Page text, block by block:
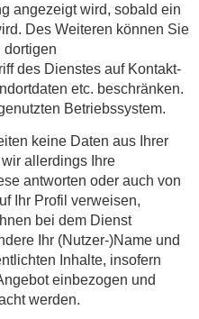
angezeigt wird, sobald ein
Des Weiteren können Sie
dortigen
des Dienstes auf Kontakt-
etc. beschränken.
Betriebssystem.
keine Daten aus Ihrer
allerdings Ihre
antworten oder auch von
Ihr Profil verweisen,
bei dem Dienst
Ihr (Nutzer-)Name und
Inhalte, insofern
einbezogen und
werden.